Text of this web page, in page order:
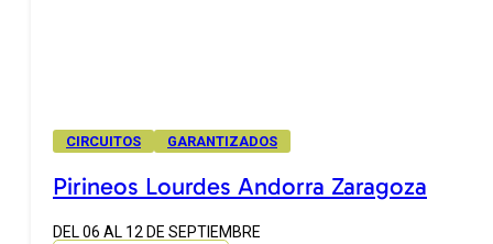
CIRCUITOS GARANTIZADOS
Pirineos Lourdes Andorra Zaragoza
DEL 06 AL 12 DE SEPTIEMBRE